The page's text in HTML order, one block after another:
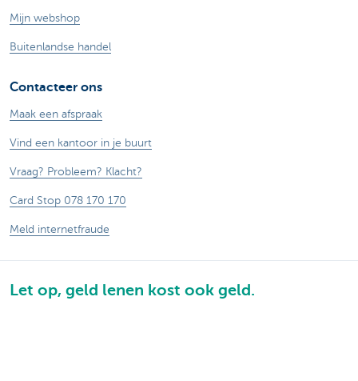
Mijn webshop
Buitenlandse handel
Contacteer ons
Maak een afspraak
Vind een kantoor in je buurt
Vraag? Probleem? Klacht?
Card Stop 078 170 170
Meld internetfraude
Let op, geld lenen kost ook geld.